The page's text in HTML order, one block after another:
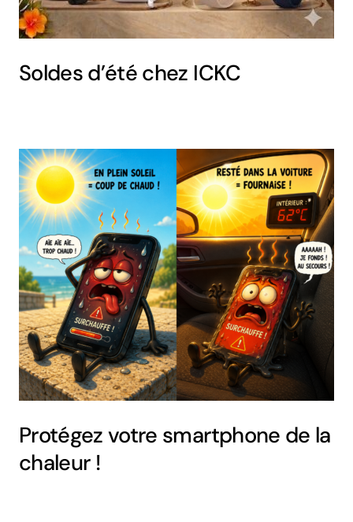
Soldes d’été chez ICKC
Protégez votre smartphone de la
chaleur !